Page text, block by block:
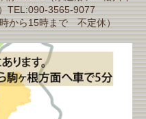
TEL:090-3565-9077
から15時まで 不定休）